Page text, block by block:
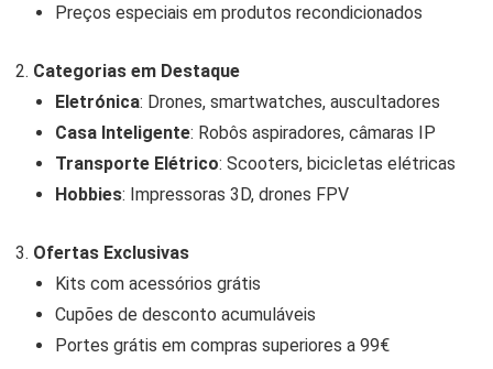
Preços especiais em produtos recondicionados
Categorias em Destaque
Eletrónica: Drones, smartwatches, auscultadores
Casa Inteligente: Robôs aspiradores, câmaras IP
Transporte Elétrico: Scooters, bicicletas elétricas
Hobbies: Impressoras 3D, drones FPV
Ofertas Exclusivas
Kits com acessórios grátis
Cupões de desconto acumuláveis
Portes grátis em compras superiores a 99€